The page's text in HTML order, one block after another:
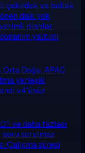
çekirdek ve bellek
disk yok
planlar
yalıtımı
Orta Doğu, APAC
yerleşik
v4'ünüz
ve daha fazlası
soru sorulmaz
Çalışma süresi